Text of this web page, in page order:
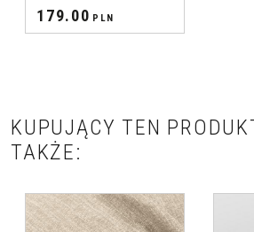
179.00 PLN
KUPUJĄCY TEN
TAKŻE: